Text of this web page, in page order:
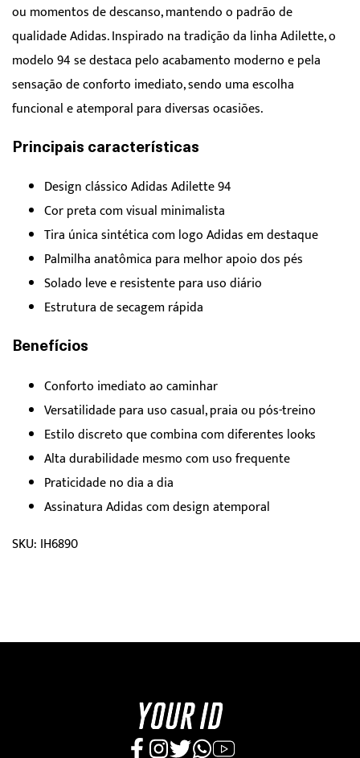
ou momentos de descanso, mantendo o padrão de
qualidade Adidas. Inspirado na tradição da linha Adilette, o
modelo 94 se destaca pelo acabamento moderno e pela
sensação de conforto imediato, sendo uma escolha
funcional e atemporal para diversas ocasiões.
Principais características
Design clássico Adidas Adilette 94
Cor preta com visual minimalista
Tira única sintética com logo Adidas em destaque
Palmilha anatômica para melhor apoio dos pés
Solado leve e resistente para uso diário
Estrutura de secagem rápida
Benefícios
Conforto imediato ao caminhar
Versatilidade para uso casual, praia ou pós-treino
Estilo discreto que combina com diferentes looks
Alta durabilidade mesmo com uso frequente
Praticidade no dia a dia
Assinatura Adidas com design atemporal
SKU: IH6890